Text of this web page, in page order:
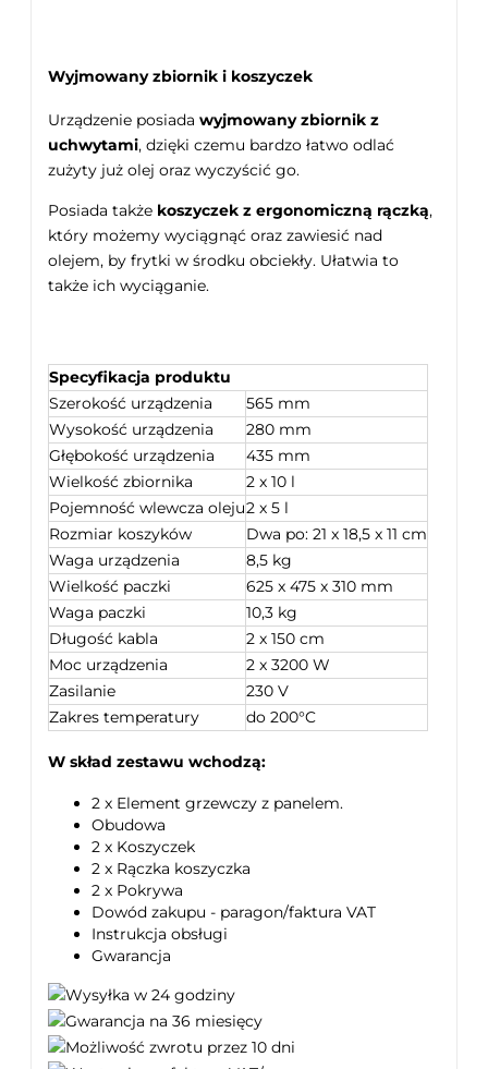
Wyjmowany zbiornik i koszyczek
Urządzenie posiada wyjmowany zbiornik z
uchwytami, dzięki czemu bardzo łatwo odlać
zużyty już olej oraz wyczyścić go.
Posiada także koszyczek z ergonomiczną rączką,
który możemy wyciągnąć oraz zawiesić nad
olejem, by frytki w środku obciekły. Ułatwia to
także ich wyciąganie.
Specyfikacja produktu
Szerokość urządzenia
565 mm
Wysokość urządzenia
280 mm
Głębokość urządzenia
435 mm
Wielkość zbiornika
2 x 10 l
Pojemność wlewcza oleju2 x 5 l
Rozmiar koszyków
Dwa po: 21 x 18,5 x 11 cm
Waga urządzenia
8,5 kg
Wielkość paczki
625 x 475 x 310 mm
Waga paczki
10,3 kg
Długość kabla
2 x 150 cm
Moc urządzenia
2 x 3200 W
Zasilanie
230 V
Zakres temperatury
do 200°C
W skład zestawu wchodzą:
2 x Element grzewczy z panelem.
Obudowa
2 x Koszyczek
2 x Rączka koszyczka
2 x Pokrywa
Dowód zakupu - paragon/faktura VAT
Instrukcja obsługi
Gwarancja